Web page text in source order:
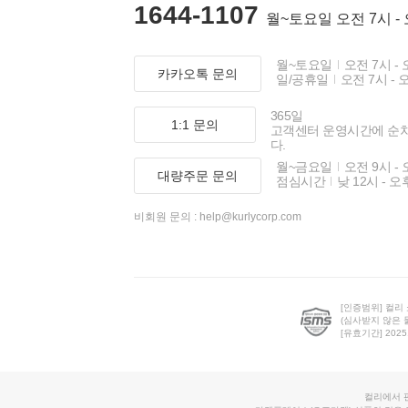
1644-1107 월~토요일 오전 7시 -
카카오톡 문의
월~토요일
오전 7시 -
일/공휴일
오전 7시 -
1:1 문의
365일
고객센터 운영시간에 순
다.
대량주문 문의
월~금요일
오전 9시 -
점심시간
낮 12시 - 오
비회원 문의 : help@kurlycorp.com
[인증범위] 컬리
(심사받지 않은
[유효기간]
컬리에서